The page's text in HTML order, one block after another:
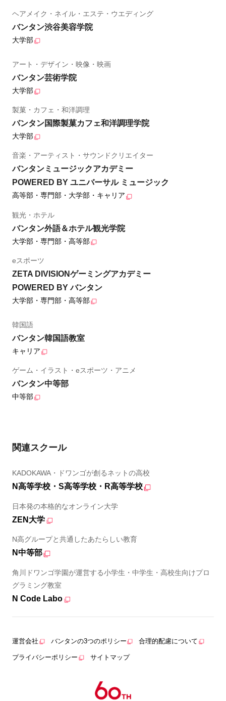
ヘアメイク・ネイル・エステ・ウエディング
バンタン渋谷美容学院
大学部
アート・デザイン・映像・映画
バンタン芸術学院
大学部
製菓・カフェ・和洋調理
バンタン国際製菓カフェ和洋調理学院
大学部
音楽・アーティスト・サウンドクリエイター
バンタンミュージックアカデミー
POWERED BY ユニバーサル ミュージック
高等部・専門部・大学部・キャリア
観光・ホテル
バンタン外語＆ホテル観光学院
大学部・専門部・高等部
eスポーツ
ZETA DIVISIONゲーミングアカデミー
POWERED BY バンタン
大学部・専門部・高等部
韓国語
バンタン韓国語教室
キャリア
ゲーム・イラスト・eスポーツ・アニメ
バンタン中等部
中等部
関連スクール
KADOKAWA・ドワンゴが創るネットの高校
N高等学校・S高等学校・R高等学校
日本発の本格的なオンライン大学
ZEN大学
N高グループと共通したあたらしい教育
N中等部
角川ドワンゴ学園が運営する小学生・中学生・高校生向けプロ
グラミング教室
N Code Labo
運営会社 バンタンの3つのポリシー 合理的配慮について
プライバシーポリシー サイトマップ